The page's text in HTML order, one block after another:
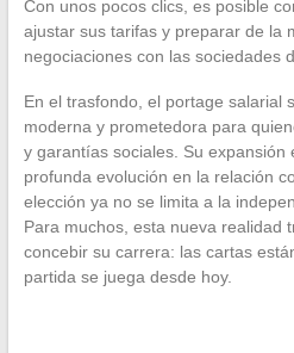
Con unos pocos clics, es posible
ajustar sus tarifas y preparar de la
negociaciones con las sociedades
En el trasfondo, el portage salarial
moderna y prometedora para
y garantías sociales. Su expansión
profunda evolución en la relación
elección ya no se limita a la
Para muchos, esta nueva realidad
concebir su carrera: las cartas
partida se juega desde hoy.